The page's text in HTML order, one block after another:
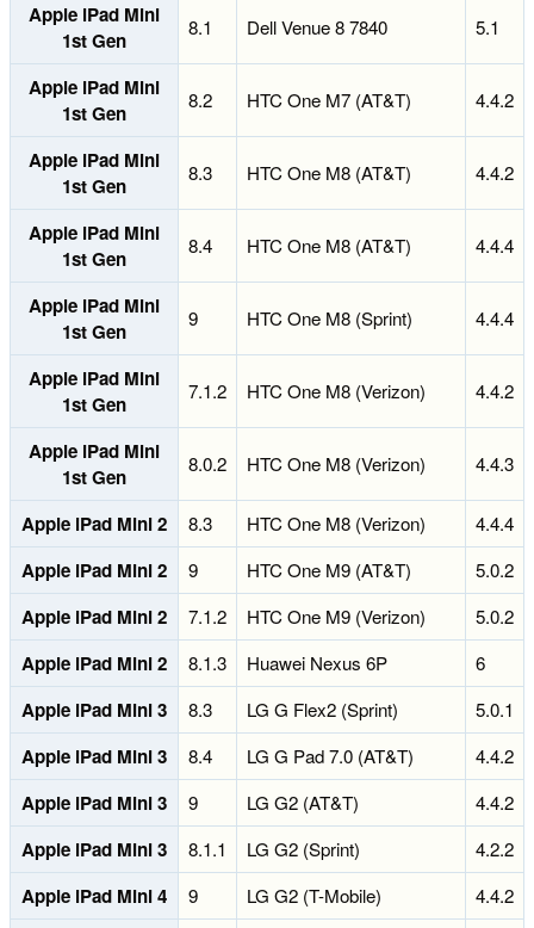
Apple iPad Mini
1st Gen
8.1 Dell Venue 8 7840 5.1
Apple iPad Mini
1st Gen
8.2 HTC One M7 (AT&T) 4.4.2
Apple iPad Mini
1st Gen
8.3 HTC One M8 (AT&T) 4.4.2
Apple iPad Mini
1st Gen
8.4 HTC One M8 (AT&T) 4.4.4
Apple iPad Mini
1st Gen
9 HTC One M8 (Sprint) 4.4.4
Apple iPad Mini
1st Gen
7.1.2 HTC One M8 (Verizon) 4.4.2
Apple iPad Mini
1st Gen
8.0.2 HTC One M8 (Verizon) 4.4.3
Apple iPad Mini 2 8.3 HTC One M8 (Verizon) 4.4.4
Apple iPad Mini 2 9 HTC One M9 (AT&T) 5.0.2
Apple iPad Mini 2 7.1.2 HTC One M9 (Verizon) 5.0.2
Apple iPad Mini 2 8.1.3 Huawei Nexus 6P 6
Apple iPad Mini 3 8.3 LG G Flex2 (Sprint) 5.0.1
Apple iPad Mini 3 8.4 LG G Pad 7.0 (AT&T) 4.4.2
Apple iPad Mini 3 9 LG G2 (AT&T) 4.4.2
Apple iPad Mini 3 8.1.1 LG G2 (Sprint) 4.2.2
Apple iPad Mini 4 9 LG G2 (T-Mobile) 4.4.2